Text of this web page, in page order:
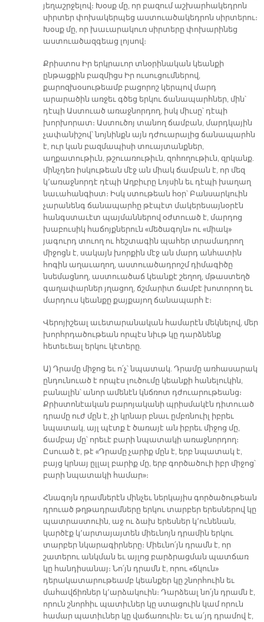
յեղաշրջելով։ Խօսք մը, որ բազում աշխարհակեդրոն
սիրտեր փոխակերպեց աստուածակեդրոն սիրտերու։
Խօսք մը, որ խաւարակուռ սիրտերը փոխարինեց
աստուածազգեաց լոյսով։
Քրիստոս Իր երկրաւոր տնօրինական կեանքի
ընթացքին բազմիցս Իր ուսուցումներով,
քարոզխօսութեամբ բացորոշ կերպով մարդ
արարածին առջեւ գծեց երկու ճանապարհներ, մին՝
դէպի Աստուած առաջնորդող, իսկ միւսը՝ դէպի
խորխորատ։ Աստուծոյ տանող ճամբան, մարդկային
չափանիշով՝ նոյնինքն այն դժուարալից ճանապարհն
է, ուր կան բազմապիսի տուայտանքներ,
աղքատութիւն, թշուառութիւն, զոհողութիւն, զրկանք.
մինչդեռ իսկութեան մէջ ան միակ ճամբան է, որ մեզ
կ՚առաջնորդէ դէպի Աղբիւրը Լոյսին եւ դէպի խաղաղ
նաւահանգիստ։ Իսկ ստութեան հօր՝ Բանսարկուին
չարանենգ ճանապարհը թէպէտ մակերեսայնօրէն
հանգստաւէտ պայմաններով օժտուած է, մարդոց
խաբուսիկ հաճոյքներուն «մեծագոյն» ու «միակ»
յագուրդ տուող ու հեշտագին պահեր տրամադրող
միջոցն է, սակայն խորքին մէջ ան մարդ անհատին
հոգին աղաւաղող, աստուածադրոշմ դիմագիծը
նսեմացնող, աստուածաճ կեանքէ շեղող, մթաստեղծ
գաղափարներ յղացող, ճշմարիտ ճամբէ խոտորող եւ
մարդուս կեանքը քայքայող ճանապարհ է։
Վերոյիշեալ աւետարանական համարէն մեկնելով, մեր
խորհրդածութեան որպէս նիւթ կը դարձնենք
հետեւեալ երկու կէտերը.
Ա) Դրամը միջոց եւ ո՛չ՝ նպատակ. Դրամը առհասարակ
ընդունուած է որպէս լուծումը կեանքի հանելուկին,
բանալին՝ անոր ամենէն կնճռոտ դժուարութեանց։
Քրիստոնէական բարոյականի պրիսմակէն դիտուած
դրամը ուժ մըն է, չի կրնար բնաւ ըմբռնուիլ իբրեւ
նպատակ, այլ պէտք է ծառայէ ան իբրեւ միջոց մը,
ճամբայ մը՝ որեւէ բարի նպատակի առաջնորդող։
Ըսուած է, թէ «Դրամը չարիք մըն է, երբ նպատակ է,
բայց կրնայ ըլլալ բարիք մը, երբ գործածուի իբր միջոց՝
բարի նպատակի համար»։
Հնագոյն դրամներէն մինչեւ ներկայիս գործածութեան
դրուած թղթադրամները երկու տարբեր երեսներով կը
պատրաստուին, աջ ու ձախ երեսներ կ՚ունենան,
կարծէք կ՚արտայայտեն միեւնոյն դրամին երկու
տարբեր նկարագիրները։ Միեւնո՛յն դրամն է, որ
շատերու անկման եւ այլոց բարձրացման պատճառ
կը հանդիսանայ։ Նո՛յն դրամն է, որու «ճկուն»
դերակատարութեամբ կեանքեր կը շնորհուին եւ
մահավճիռներ կ՚արձակուին։ Դարձեալ նո՛յն դրամն է,
որուն շնորհիւ պատիւներ կը ստացուին կամ որուն
համար պատիւներ կը վաճառուին։ Եւ ա՛յդ դրամով է,